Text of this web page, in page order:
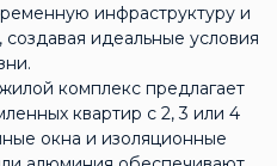
инфраструктуру и
идеальные условия
комплекс предлагает
квартир с 2, 3 или 4
окна и изоляционные